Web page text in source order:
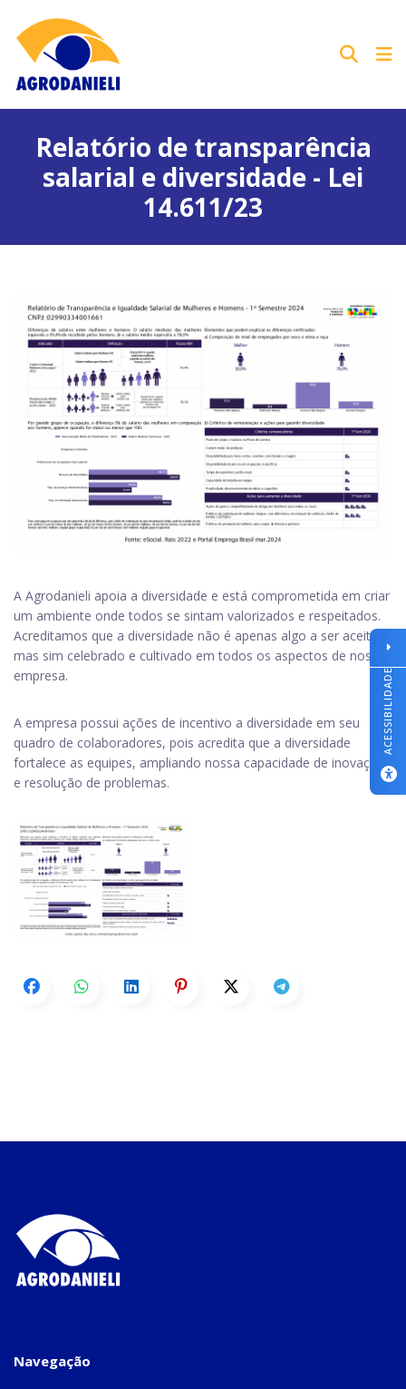
Relatório de transparência
salarial e diversidade - Lei
14.611/23
A Agrodanieli apoia a diversidade e está comprometida em criar
um ambiente onde todos se sintam valorizados e respeitados.
Acreditamos que a diversidade não é apenas algo a ser aceito,
mas sim celebrado e cultivado em todos os aspectos de nossa
empresa.
A empresa possui ações de incentivo a diversidade em seu
quadro de colaboradores, pois acredita que a diversidade
fortalece as equipes, ampliando nossa capacidade de inovação
e resolução de problemas.
Navegação
ACESSIBILIDADE